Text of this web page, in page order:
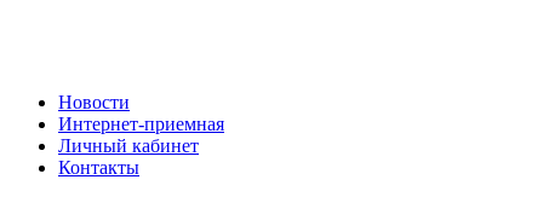
Новости
Интернет-приемная
Личный кабинет
Контакты